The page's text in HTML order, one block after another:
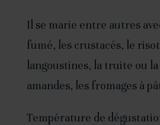
Il se marie entre autres
fumé, les crustacés, le
langoustines, la truite ou la
amandes, les fromages à
Température de